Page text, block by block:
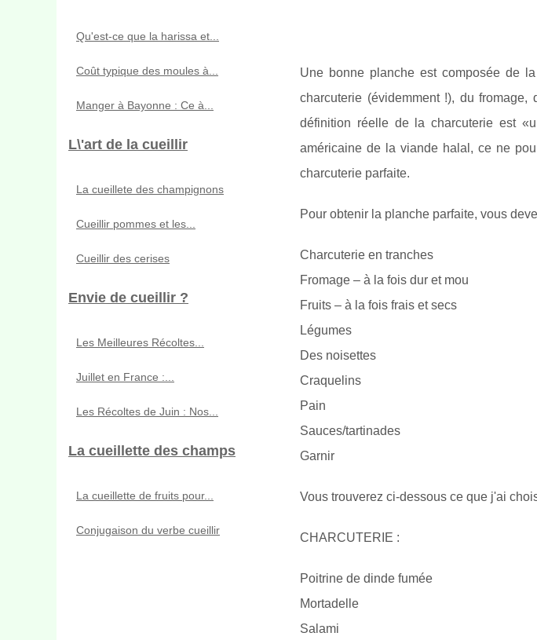
Une bonne planche est composée de
charcuterie (évidemment !), du
définition réelle de la charcuterie est
américaine de la viande halal, ce ne
charcuterie parfaite.
Pour obtenir la planche parfaite, vous
Charcuterie en tranches
Fromage – à la fois dur et mou
Fruits – à la fois frais et secs
Légumes
Des noisettes
Craquelins
Pain
Sauces/tartinades
Garnir
Vous trouverez ci-dessous ce que j'ai
CHARCUTERIE :
Poitrine de dinde fumée
Mortadelle
Salami
Qu'est-ce que la harissa et...
Coût typique des moules à...
Manger à Bayonne : Ce à...
L\'art de la cueillir
La cueillete des champignons
Cueillir pommes et les...
Cueillir des cerises
Envie de cueillir ?
Les Meilleures Récoltes...
Juillet en France :...
Les Récoltes de Juin : Nos...
La cueillette des champs
La cueillette de fruits pour...
Conjugaison du verbe cueillir